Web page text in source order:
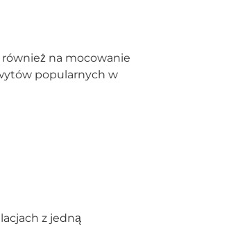
również na mocowanie
popularnych w
z jedną